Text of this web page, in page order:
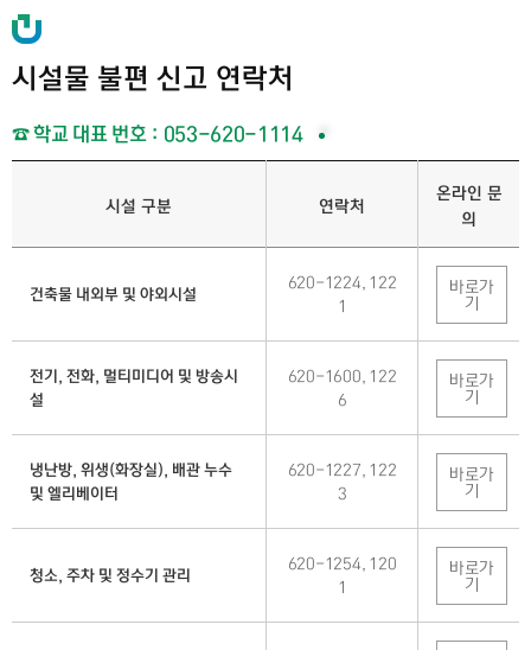
시설물 불편 신고 연락처
☎ 학교 대표 번호 : 053-620-1114
시설 구분 연락처
온라인 문
의
건축물 내외부 및 야외시설
620-1224, 122
1
바로가
기
전기, 전화, 멀티미디어 및 방송시
설
620-1600, 122
6
바로가
기
냉난방, 위생(화장실), 배관 누수
및 엘리베이터
620-1227, 122
3
바로가
기
청소, 주차 및 정수기 관리
620-1254, 120
1
바로가
기